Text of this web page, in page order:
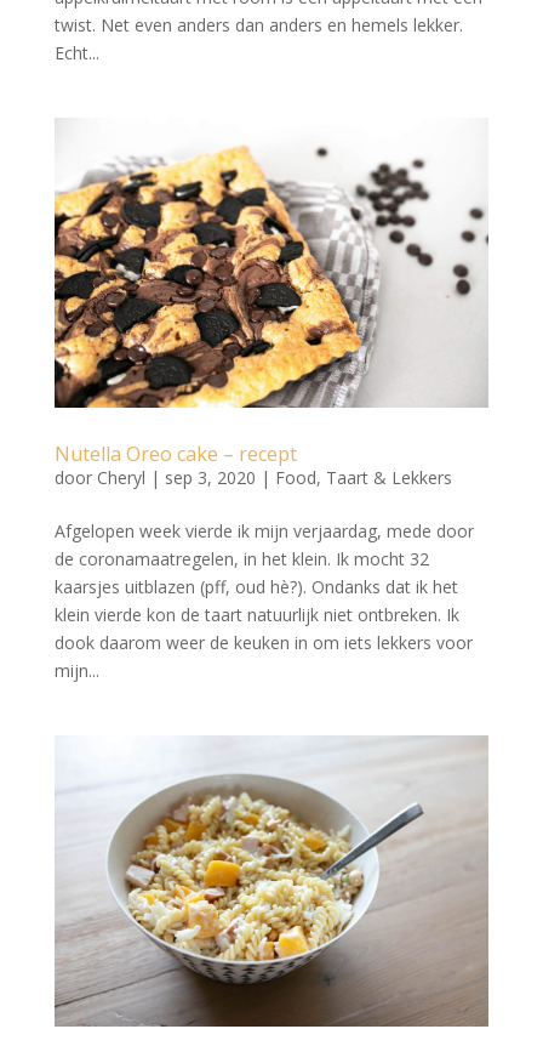
twist. Net even anders dan anders en hemels lekker.
Echt...
Nutella Oreo cake – recept
door Cheryl | sep 3, 2020 | Food, Taart & Lekkers
Afgelopen week vierde ik mijn verjaardag, mede door
de coronamaatregelen, in het klein. Ik mocht 32
kaarsjes uitblazen (pff, oud hè?). Ondanks dat ik het
klein vierde kon de taart natuurlijk niet ontbreken. Ik
dook daarom weer de keuken in om iets lekkers voor
mijn...